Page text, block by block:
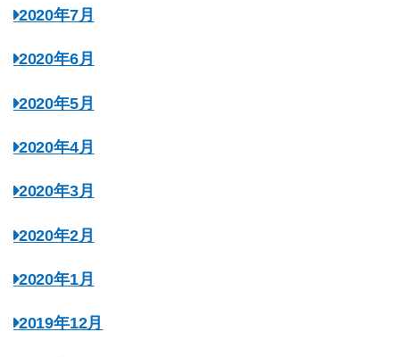
2020年7月
2020年6月
2020年5月
2020年4月
2020年3月
2020年2月
2020年1月
2019年12月